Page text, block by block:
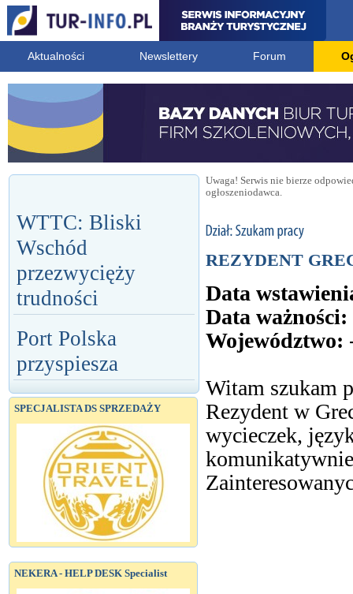
Aktualności Newslettery Forum
WTTC: Bliski
Wschód
przezwycięży
trudności
Port Polska
przyspiesza
SPECJALISTA DS SPRZEDAŻY
NEKERA - HELP DESK Specialist
Uwaga! Serwis nie bierze
ogłoszeniodawca.
REZYDENT
Data
Data ważności:
Województwo:
Witam szukam
Rezydent w
wycieczek,